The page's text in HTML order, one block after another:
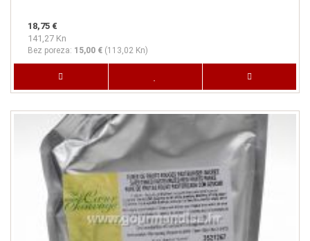
18,75 €
141,27 Kn
Bez poreza: 15,00 € (113,02 Kn)